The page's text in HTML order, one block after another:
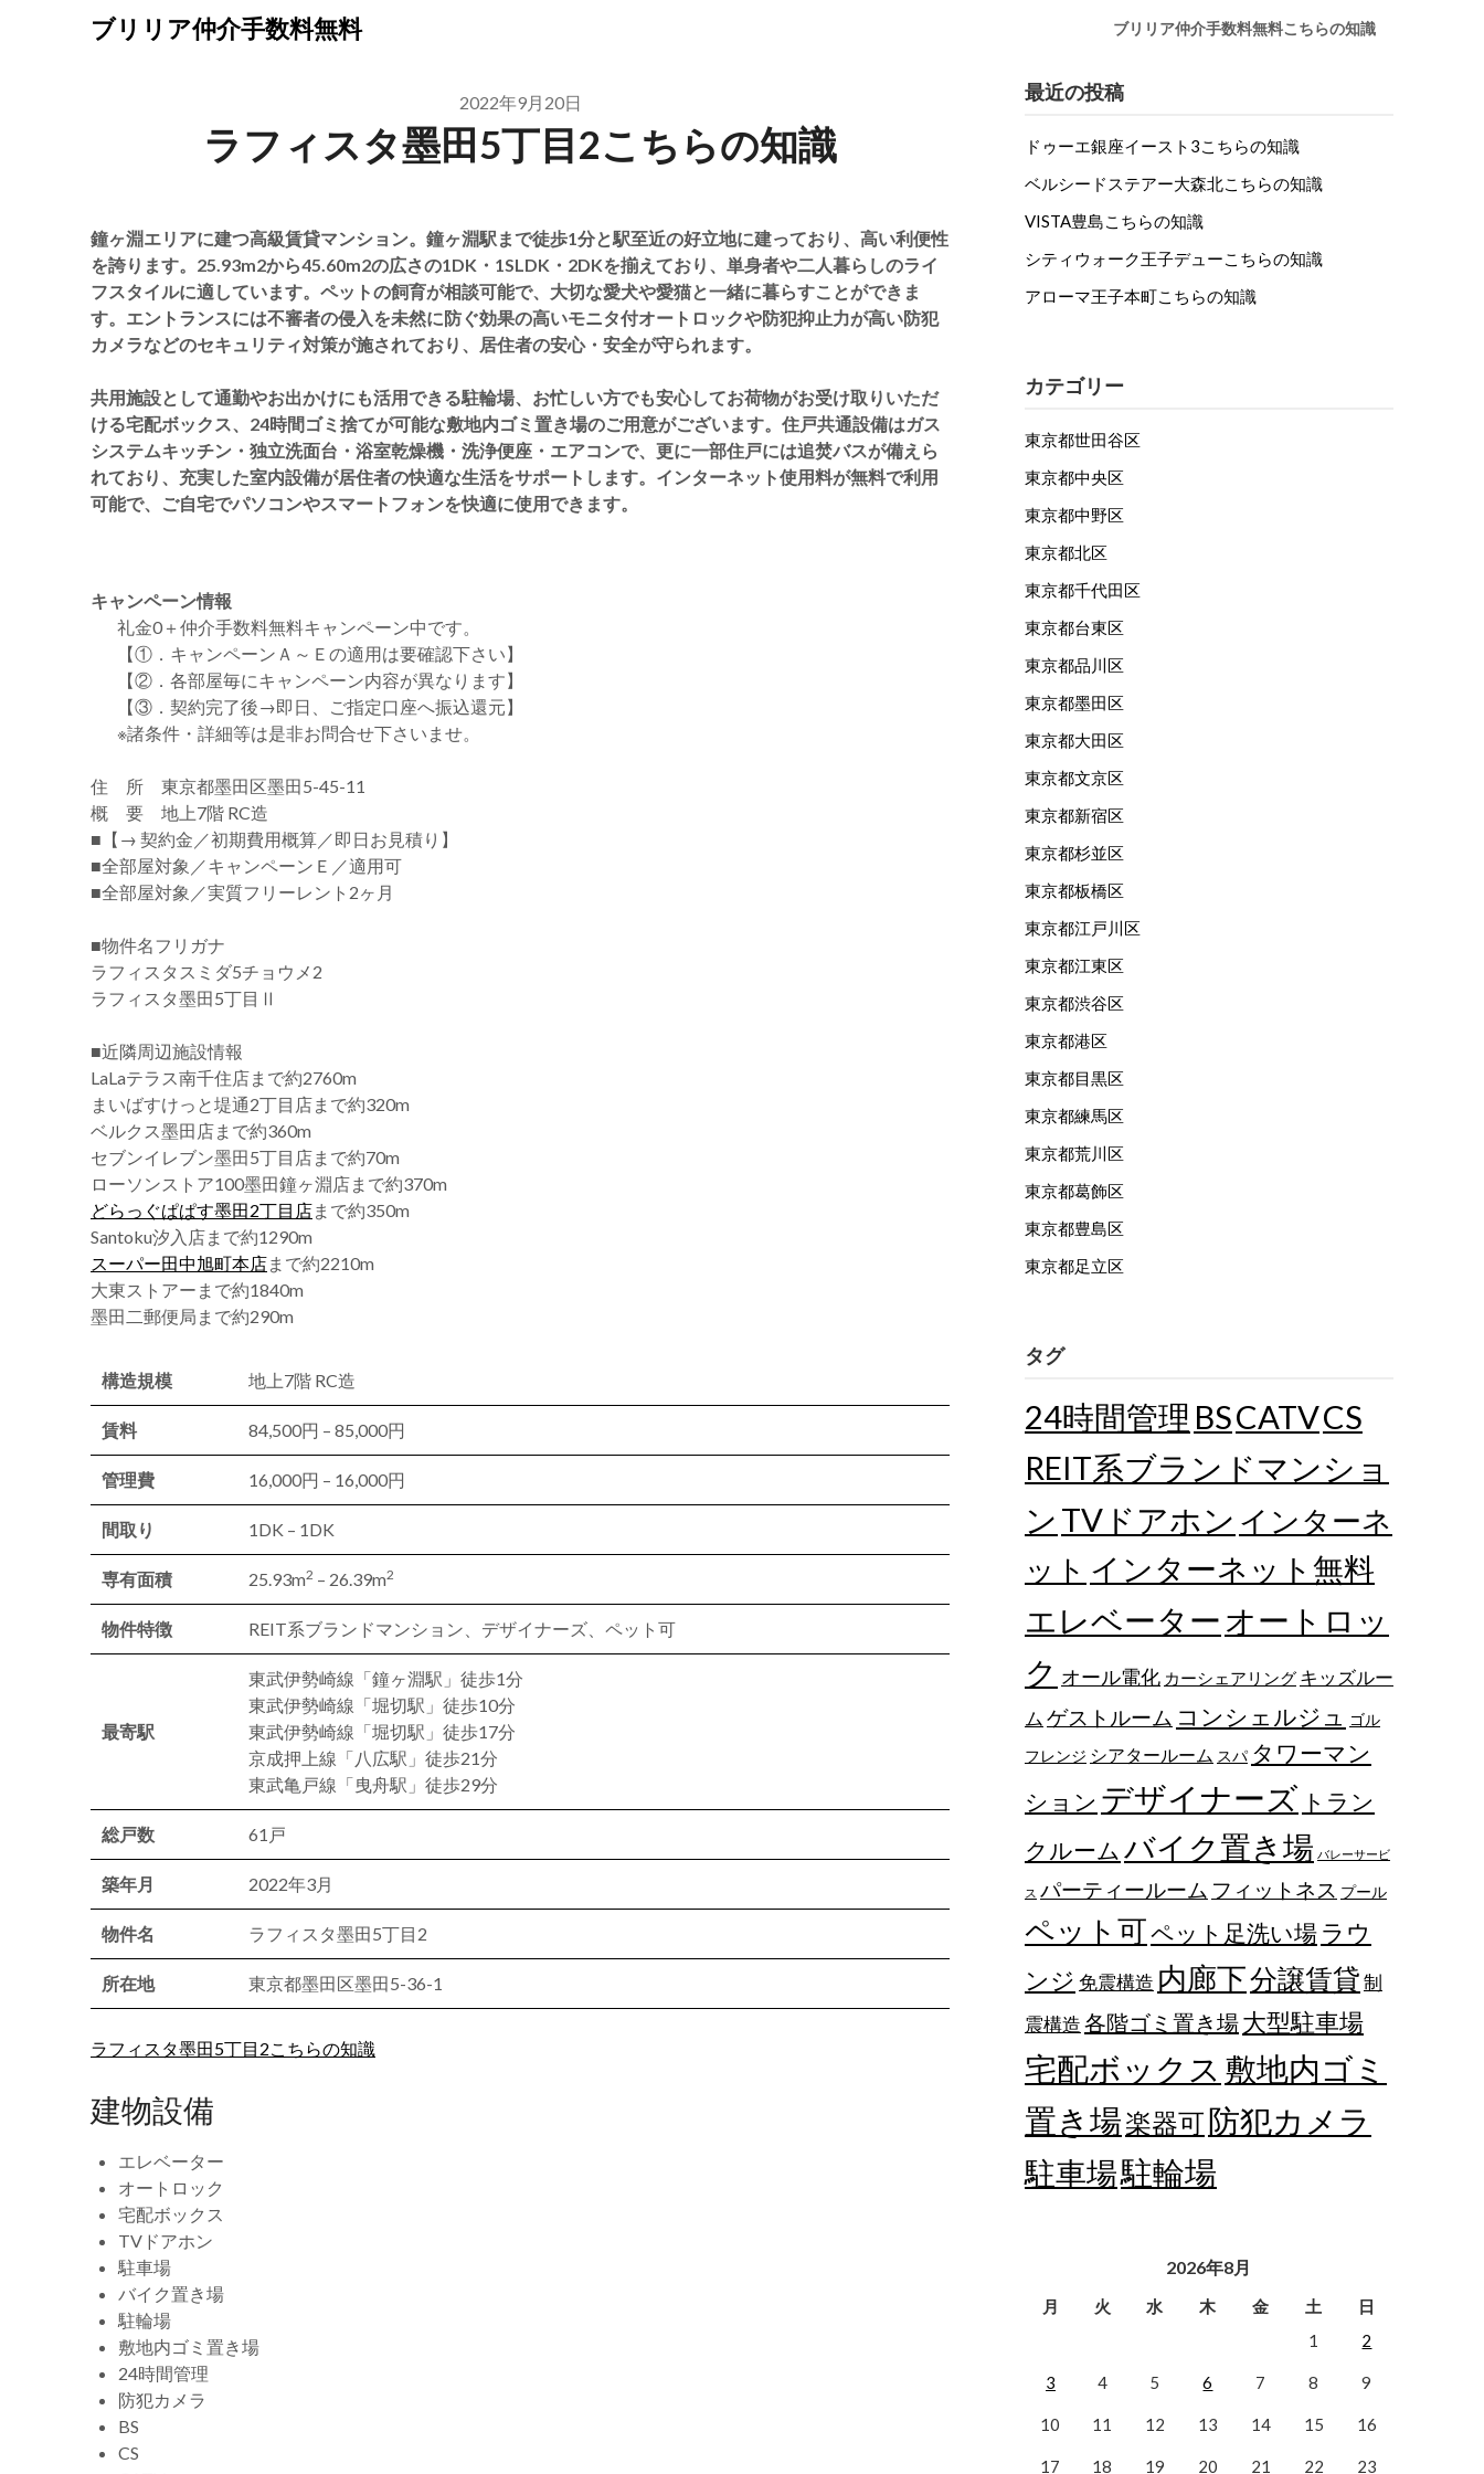
ブリリア仲介手数料無料 ブリリア仲介手数料無料こちらの知識
2022年9月20日
ラフィスタ墨田5丁目2こちらの知識
鐘ヶ淵エリアに建つ高級賃貸マンション。鐘ヶ淵駅まで徒歩1分と駅至近の好立地に建っており、高い利便性
を誇ります。25.93m2から45.60m2の広さの1DK・1SLDK・2DKを揃えており、単身者や二人暮らしのライ
フスタイルに適しています。ペットの飼育が相談可能で、大切な愛犬や愛猫と一緒に暮らすことができま
す。エントランスには不審者の侵入を未然に防ぐ効果の高いモニタ付オートロックや防犯抑止力が高い防犯
カメラなどのセキュリティ対策が施されており、居住者の安心・安全が守られます。
共用施設として通勤やお出かけにも活用できる駐輪場、お忙しい方でも安心してお荷物がお受け取りいただ
ける宅配ボックス、24時間ゴミ捨てが可能な敷地内ゴミ置き場のご用意がございます。住戸共通設備はガス
システムキッチン・独立洗面台・浴室乾燥機・洗浄便座・エアコンで、更に一部住戸には追焚バスが備えら
れており、充実した室内設備が居住者の快適な生活をサポートします。インターネット使用料が無料で利用
可能で、ご自宅でパソコンやスマートフォンを快適に使用できます。
キャンペーン情報
礼金0 ＋仲介手数料無料キャンペーン中です。
【①．キャンペーンＡ～Ｅの適用は要確認下さい】
【②．各部屋毎にキャンペーン内容が異なります】
【③．契約完了後→即日、ご指定口座へ振込還元】
※諸条件・詳細等は是非お問合せ下さいませ。
住 所 東京都墨田区墨田5-45-11
概 要 地上7階 RC造
■【→ 契約金／初期費用概算／即日お見積り】
■全部屋対象／キャンペーンＥ／適用可
■全部屋対象／実質フリーレント2ヶ月
■物件名フリガナ
ラフィスタスミダ5チョウメ2
ラフィスタ墨田5丁目Ⅱ
■近隣周辺施設情報
LaLaテラス南千住店まで約2760m
まいばすけっと堤通2丁目店まで約320m
ベルクス墨田店まで約360m
セブンイレブン墨田5丁目店まで約70m
ローソンストア100墨田鐘ヶ淵店まで約370m
どらっぐぱぱす墨田2丁目店まで約350m
Santoku汐入店まで約1290m
スーパー田中旭町本店まで約2210m
大東ストアーまで約1840m
墨田二郵便局まで約290m
構造規模 地上7階 RC造
賃料 84,500円 – 85,000円
管理費 16,000円 – 16,000円
間取り 1DK – 1DK
専有面積 25.93m2 – 26.39m2
物件特徴 REIT系ブランドマンション、デザイナーズ、ペット可
最寄駅
東武伊勢崎線「鐘ヶ淵駅」徒歩1分
東武伊勢崎線「堀切駅」徒歩10分
東武伊勢崎線「堀切駅」徒歩17分
京成押上線「八広駅」徒歩21分
東武亀戸線「曳舟駅」徒歩29分
総戸数 61戸
築年月 2022年3月
物件名 ラフィスタ墨田5丁目2
所在地 東京都墨田区墨田5-36-1
ラフィスタ墨田5丁目2こちらの知識
建物設備
エレベーター
オートロック
宅配ボックス
TVドアホン
駐車場
バイク置き場
駐輪場
敷地内ゴミ置き場
24時間管理
防犯カメラ
BS
CS
最近の投稿
ドゥーエ銀座イースト3こちらの知識
ベルシードステアー大森北こちらの知識
VISTA豊島こちらの知識
シティウォーク王子デューこちらの知識
アローマ王子本町こちらの知識
カテゴリー
東京都世田谷区
東京都中央区
東京都中野区
東京都北区
東京都千代田区
東京都台東区
東京都品川区
東京都墨田区
東京都大田区
東京都文京区
東京都新宿区
東京都杉並区
東京都板橋区
東京都江戸川区
東京都江東区
東京都渋谷区
東京都港区
東京都目黒区
東京都練馬区
東京都荒川区
東京都葛飾区
東京都豊島区
東京都足立区
タグ
24時間管理 BSCATVCS
REIT系ブランドマンショ
ン TVドアホン インターネ
ット インターネット無料
エレベーター オートロッ
ク オール電化 カーシェアリング キッズルー
ム ゲストルーム コンシェルジュ
ゴル
フレンジ シアタールーム スパ タワーマン
ション デザイナーズ トラン
クルーム バイク置き場 バレーサービ
ス パーティールーム フィットネス プール
ペット可ペット足洗い場 ラウ
ンジ 免震構造 内廊下分譲賃貸制
震構造各階ゴミ置き場大型駐車場
宅配ボックス 敷地内ゴミ
置き場楽器可防犯カメラ
駐車場駐輪場
2026年8月
月 火 水 木 金 土
日
1
2
3 4 5 6 7 8 9
10 11 12 13 14 15 16
17 18 19 20 21 22 23